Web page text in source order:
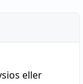
eller